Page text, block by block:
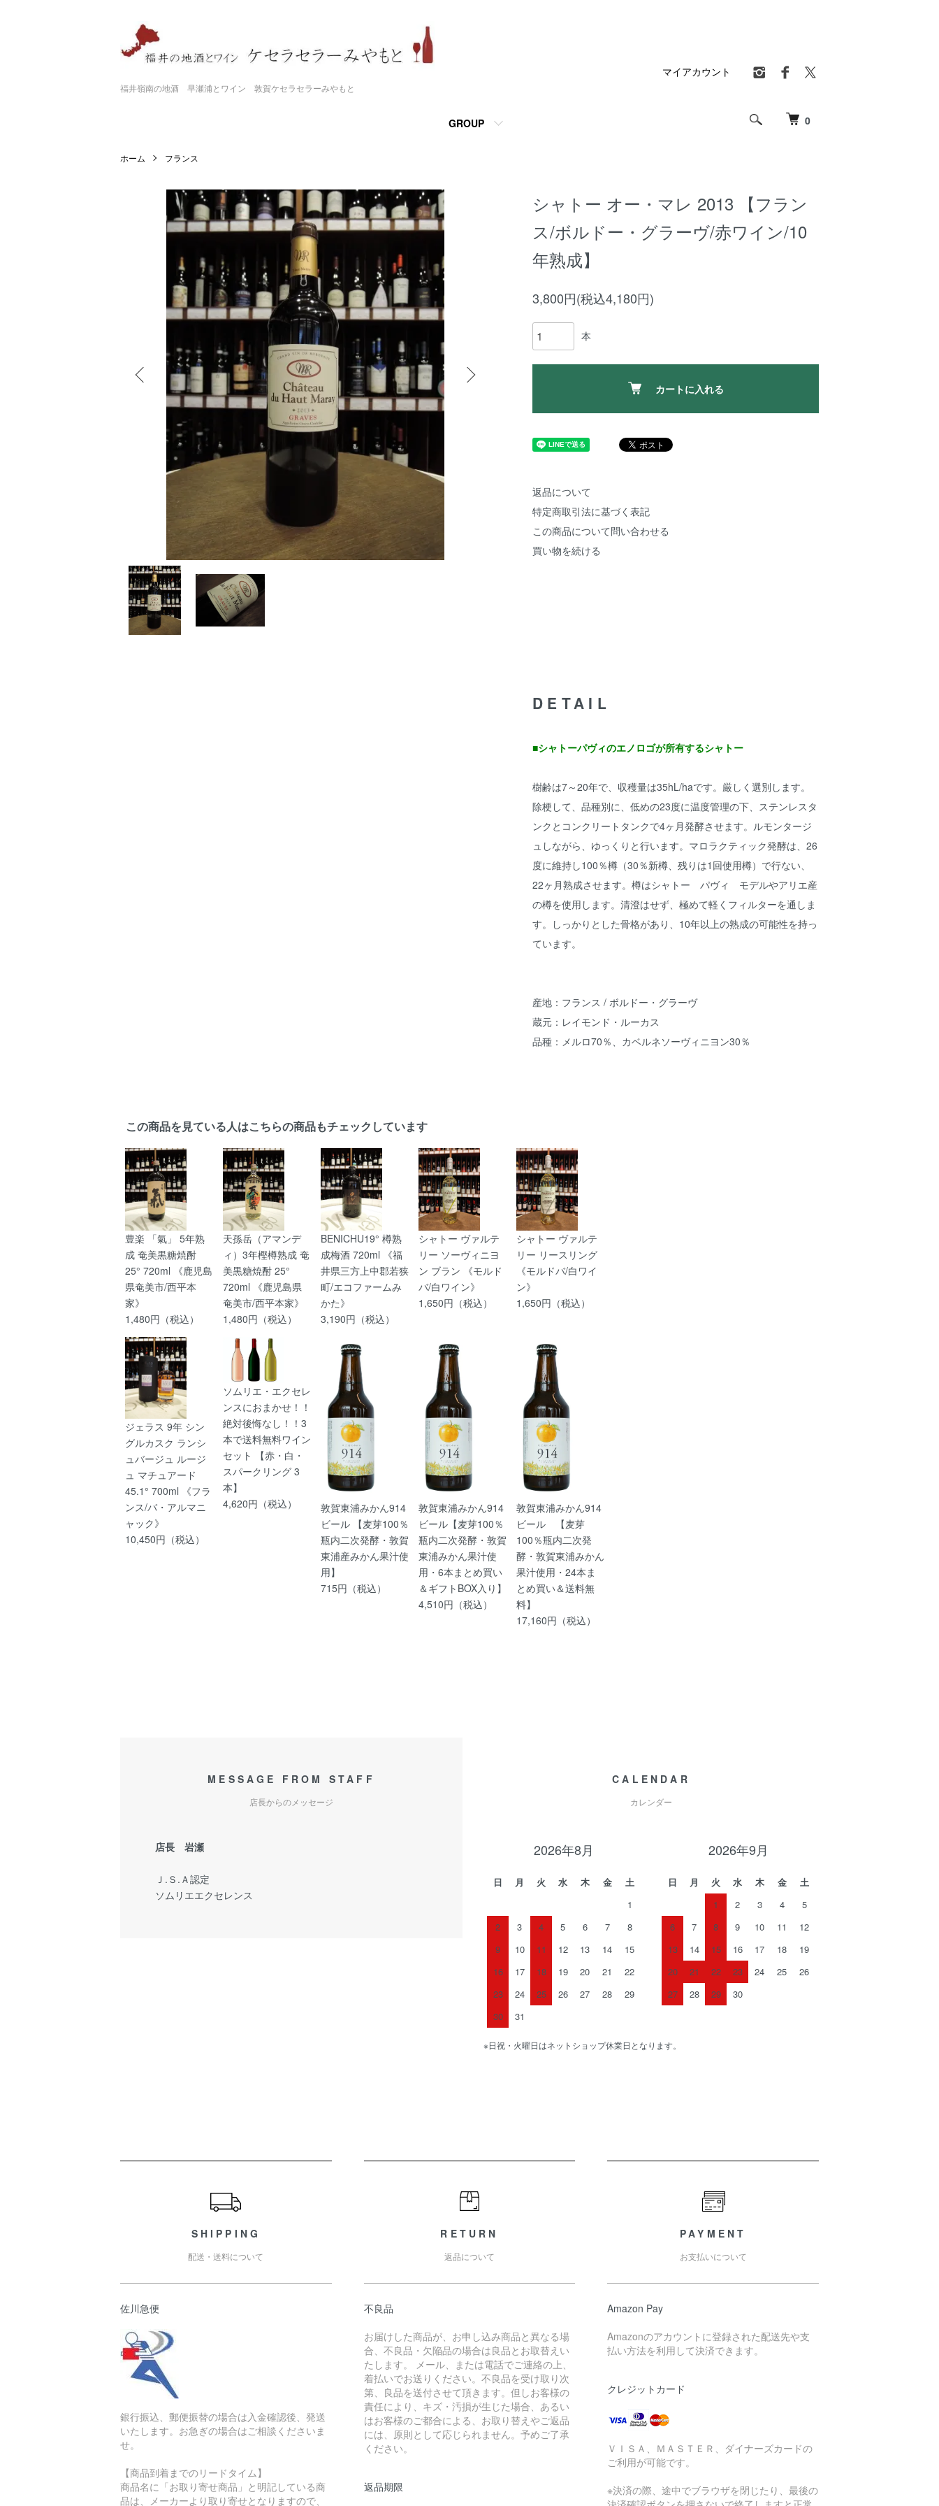
福井嶺南の地酒 早瀬浦とワイン 敦賀ケセラセラーみやもと
0
GROUP
マイアカウント
ホーム フランス
シャトー オー・マレ 2013 【フラン
ス/ボルドー・グラーヴ/赤ワイン/10
年熟成】
3,800円(税込4,180円)
本
カートに入れる
返品について
特定商取引法に基づく表記
この商品について問い合わせる
買い物を続ける
DETAIL
■シャトーパヴィのエノロゴが所有するシャトー
樹齢は7～20年で、収穫量は35hL/haです。厳しく選別します。
除梗して、品種別に、低めの23度に温度管理の下、ステンレスタ
ンクとコンクリートタンクで4ヶ月発酵させます。ルモンタージ
ュしながら、ゆっくりと行います。マロラクティック発酵は、26
度に維持し100％樽（30％新樽、残りは1回使用樽）で行ない、
22ヶ月熟成させます。樽はシャトー パヴィ モデルやアリエ産
の樽を使用します。清澄はせず、極めて軽くフィルターを通しま
す。しっかりとした骨格があり、10年以上の熟成の可能性を持っ
ています。
産地：フランス / ボルドー・グラーヴ
蔵元：レイモンド・ルーカス
品種：メルロ70％、カベルネソーヴィニヨン30％
この商品を見ている人はこちらの商品もチェックしています
豊楽 「氣」 5年熟
成 奄美黒糖焼酎
25° 720ml 《鹿児島
県奄美市/西平本
家》
1,480円（税込）
天孫岳（アマンデ
ィ）3年樫樽熟成 奄
美黒糖焼酎 25°
720ml 《鹿児島県
奄美市/西平本家》
1,480円（税込）
BENICHU19° 樽熟
成梅酒 720ml 《福
井県三方上中郡若狭
町/エコファームみ
かた》
3,190円（税込）
シャトー ヴァルテ
リー ソーヴィニヨ
ン ブラン 《モルド
バ/白ワイン》
1,650円（税込）
シャトー ヴァルテ
リー リースリング
《モルドバ/白ワイ
ン》
1,650円（税込）
ジェラス 9年 シン
グルカスク ランシ
ュバージュ ルージ
ュ マチュアード
45.1° 700ml 《フラ
ンス/バ・アルマニ
ャック》
10,450円（税込）
ソムリエ・エクセレ
ンスにおまかせ！！
絶対後悔なし！！3
本で送料無料ワイン
セット 【赤・白・
スパークリング 3
本】
4,620円（税込）
敦賀東浦みかん914
ビール 【麦芽100％
瓶内二次発酵・敦賀
東浦産みかん果汁使
用】
715円（税込）
敦賀東浦みかん914
ビール【麦芽100％
瓶内二次発酵・敦賀
東浦みかん果汁使
用・6本まとめ買い
＆ギフトBOX入り】
4,510円（税込）
敦賀東浦みかん914
ビール 【麦芽
100％瓶内二次発
酵・敦賀東浦みかん
果汁使用・24本ま
とめ買い＆送料無
料】
17,160円（税込）
MESSAGE FROM STAFF
店長からのメッセージ
店長 岩瀬
Ｊ.Ｓ.Ａ認定
ソムリエエクセレンス
CALENDAR
カレンダー
2026年8月
日 月 火 水 木 金
土
1
2
3 4 5 6 7
8
9
10 11 12 13 14
15
16
17 18 19 20 21
22
23
24 25 26 27 28
29
30
31
2026年9月
日 月 火 水 木 金
土
1
2 3 4
5
6
7 8 9 10 11
12
13
14 15 16 17 18
19
20
21 22 23 24 25
26
27
28 29 30
※日祝・火曜日はネットショップ休業日となります。
SHIPPING
配送・送料について
佐川急便
銀行振込、郵便振替の場合は入金確認後、発送
いたします。お急ぎの場合はご相談くださいま
せ。
【商品到着までのリードタイム】
商品名に「お取り寄せ商品」と明記している商
品は、メーカーより取り寄せとなりますので、
RETURN
返品について
不良品
お届けした商品が、お申し込み商品と異なる場
合、不良品・欠陥品の場合は良品とお取替えい
たします。 メール、または電話でご連絡の上、
着払いでお送りください。不良品を受け取り次
第、良品を送付させて頂きます。但しお客様の
責任により、キズ・汚損が生じた場合、あるい
はお客様のご都合による、お取り替えやご返品
には、原則として応じられません。予めご了承
ください。
返品期限
PAYMENT
お支払いについて
Amazon Pay
Amazonのアカウントに登録された配送先や支
払い方法を利用して決済できます。
クレジットカード
ＶＩＳＡ、ＭＡＳＴＥＲ、ダイナーズカードの
ご利用が可能です。
※決済の際、途中でブラウザを閉じたり、最後の